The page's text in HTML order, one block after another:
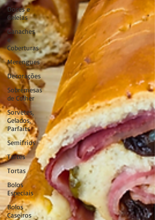
Doces e
Geleias
Ganaches
e
Coberturas
Merengues
Decorações
Sobremesas
de Colher
Sorvetes,
Gelados,
Parfaits
Semifrios
Tartes
Tortas
Bolos
Especiais
Bolos
Caseiros